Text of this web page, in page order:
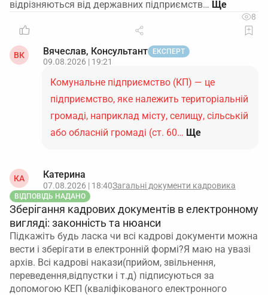
відрізняються від державних підприємств…
8
ВК Вячеслав, Консультант ЕКСПЕРТ
09.08.2026 | 19:21
Комунальне підприємство (КП) — це
підприємство, яке належить територіальній
громаді, наприклад місту, селищу, сільській
або обласній громаді (ст. 60… Ще
КА Катерина
07.08.2026 | 18:40Загальні документи кадровика
ВІДПОВІДЬ НАДАНО
Зберігання кадрових документів в електронному
вигляді: законність та нюанси
Підкажіть будь ласка чи всі кадрові документи можна
вести і зберігати в електронній формі?Я маю на увазі
архів. Всі кадрові накази(прийом, звільнення,
переведення,відпустки і т.д) підписуються за
допомогою КЕП (кваліфікованого електронного